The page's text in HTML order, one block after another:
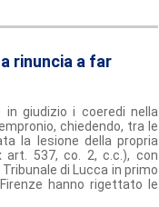
rinuncia a far
in giudizio i coeredi nella
chiedendo, tra le
la lesione della propria
art. 537, co. 2, c.c.), con
di Lucca in primo
hanno rigettato le